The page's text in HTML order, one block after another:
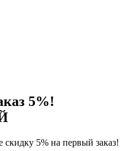
5%!
5% на первый заказ!